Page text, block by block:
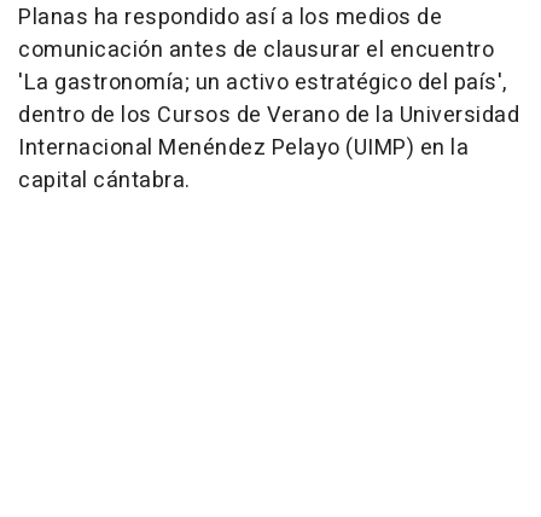
Planas ha respondido así a los medios de
comunicación antes de clausurar el encuentro
'La gastronomía; un activo estratégico del país',
dentro de los Cursos de Verano de la Universidad
Internacional Menéndez Pelayo (UIMP) en la
capital cántabra.